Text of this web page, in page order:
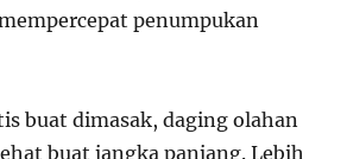
penumpukan
buat dimasak, daging olahan
buat jangka panjang. Lebih